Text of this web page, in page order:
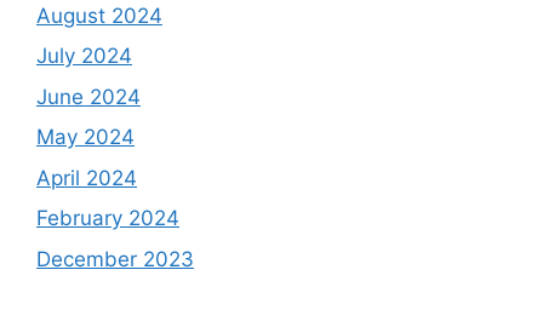
August 2024
July 2024
June 2024
May 2024
April 2024
February 2024
December 2023